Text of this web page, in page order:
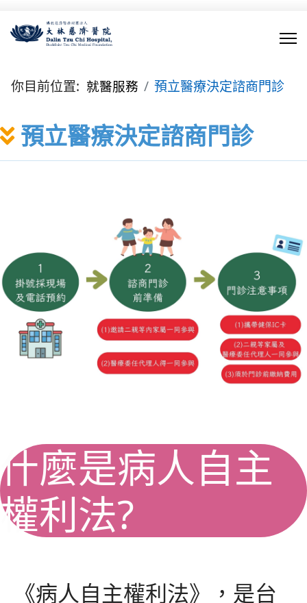
你目前位置: 就醫服務 預立醫療決定諮商門診
預立醫療決定諮商門診
什麼是病人自主
權利法?
《病人自主權利法》，是台